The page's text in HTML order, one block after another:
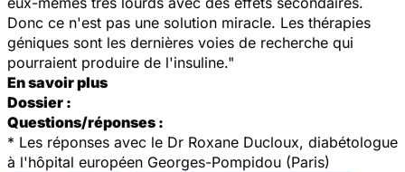
Donc ce n'est pas une solution miracle. Les thérapies
géniques sont les dernières voies de recherche qui
pourraient produire de l'insuline."
En savoir plus
Dossier :
Questions/réponses :
* Les réponses avec le Dr Roxane Ducloux, diabétologue
à l'hôpital européen Georges-Pompidou (Paris)